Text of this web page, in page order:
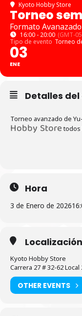
Kyoto Hobby Store
Torneo
Formato Avanazado
16:00 - 20:00 (GMT-
Tipo de evento Torneo
03
ENE
Detalles
Torneo avanzado de
Hobby Storetodos
Hora
3 de Enero de 2026
Localización
Kyoto Hobby Store
Carrera 27 # 32-62 Local
OTHER EVENTS